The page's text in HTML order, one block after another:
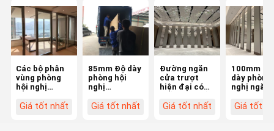
Các bộ phân
vùng phòng
hội nghị
có thể tùy
Giá tốt nhất
85mm Độ dày
phòng hội
nghị
linh hoạt với
Giá tốt nhất
Đường ngăn
cửa trượt
hiện đại có
Giá tốt nhất
100mm Độ
dày phòng
nghị ngăn
thiết kế
Giá tốt